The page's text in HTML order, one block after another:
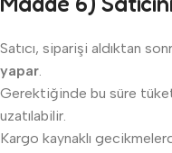
Satıcı, siparişi aldıktan
yapar.
Gerektiğinde bu süre
uzatılabilir.
Kargo kaynaklı